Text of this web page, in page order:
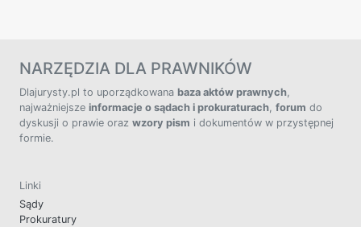
NARZĘDZIA DLA PRAWNIKÓW
Dlajurysty.pl to uporządkowana baza aktów prawnych,
najważniejsze informacje o sądach i prokuraturach, forum do
dyskusji o prawie oraz wzory pism i dokumentów w przystępnej
formie.
Linki
Sądy
Prokuratury